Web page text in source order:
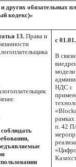
других обязательных
кодекс)»
13. Права и
соблюдать
с
В
модели
НДС с
рамках
п. 42